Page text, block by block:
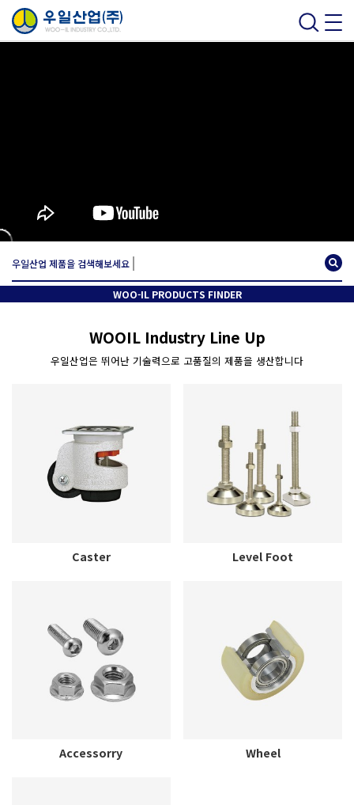
우일산업 제품을 검색해보세요
WOO-IL PRODUCTS FINDER
WOOIL Industry Line Up
우일산업은 뛰어난 기술력으로 고품질의 제품을 생산합니다
Caster Level Foot
Accessorry Wheel